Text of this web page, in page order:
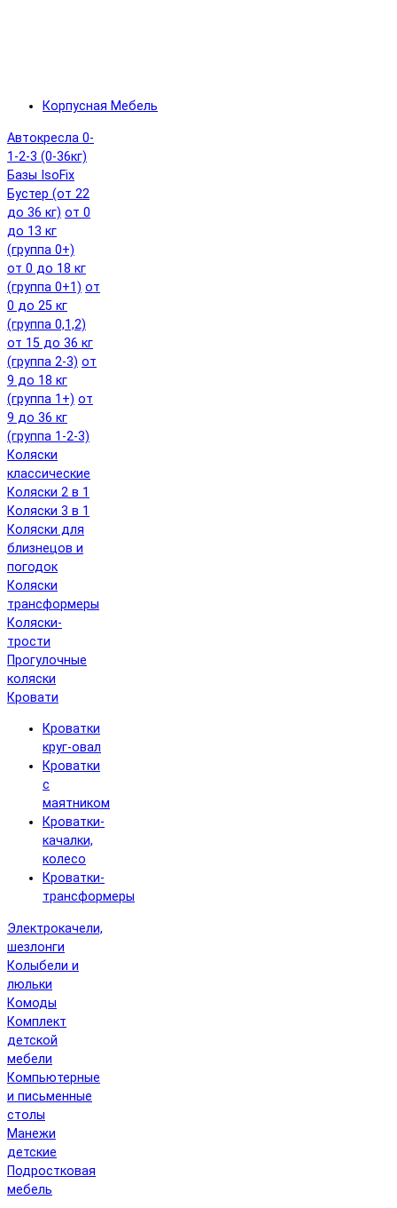
Корпусная Мебель
Автокресла 0-
1-2-3 (0-36кг)
Базы IsoFix
Бустер (от 22
до 36 кг) от 0
до 13 кг
(группа 0+)
от 0 до 18 кг
(группа 0+1) от
0 до 25 кг
(группа 0,1,2)
от 15 до 36 кг
(группа 2-3) от
9 до 18 кг
(группа 1+) от
9 до 36 кг
(группа 1-2-3)
Коляски
классические
Коляски 2 в 1
Коляски 3 в 1
Коляски для
близнецов и
погодок
Коляски
трансформеры
Коляски-
трости
Прогулочные
коляски
Кровати
Кроватки
круг-овал
Кроватки
с
маятником
Кроватки-
качалки,
колесо
Кроватки-
трансформеры
Электрокачели,
шезлонги
Колыбели и
люльки
Комоды
Комплект
детской
мебели
Компьютерные
и письменные
столы
Манежи
детские
Подростковая
мебель